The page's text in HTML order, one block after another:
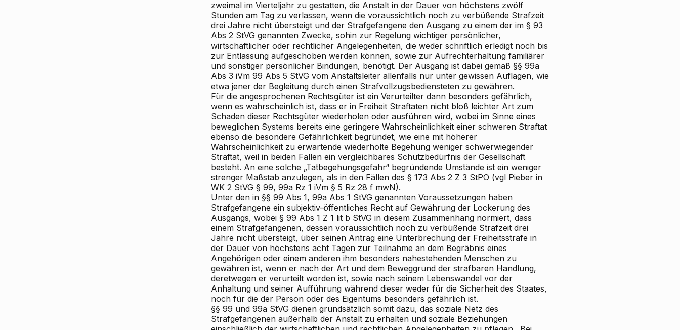
zweimal im Vierteljahr zu gestatten, die Anstalt in der Dauer von höchstens zwölf
Stunden am Tag zu verlassen, wenn die voraussichtlich noch zu verbüßende Strafzeit
drei Jahre nicht übersteigt und der Strafgefangene den Ausgang zu einem der im § 93
Abs 2 StVG genannten Zwecke, sohin zur Regelung wichtiger persönlicher,
wirtschaftlicher oder rechtlicher Angelegenheiten, die weder schriftlich erledigt noch bis
zur Entlassung aufgeschoben werden können, sowie zur Aufrechterhaltung familiärer
und sonstiger persönlicher Bindungen, benötigt. Der Ausgang ist dabei gemäß §§ 99a
Abs 3 iVm 99 Abs 5 StVG vom Anstaltsleiter allenfalls nur unter gewissen Auflagen, wie
etwa jener der Begleitung durch einen Strafvollzugsbediensteten zu gewähren.
Für die angesprochenen Rechtsgüter ist ein Verurteilter dann besonders gefährlich,
wenn es wahrscheinlich ist, dass er in Freiheit Straftaten nicht bloß leichter Art zum
Schaden dieser Rechtsgüter wiederholen oder ausführen wird, wobei im Sinne eines
beweglichen Systems bereits eine geringere Wahrscheinlichkeit einer schweren Straftat
ebenso die besondere Gefährlichkeit begründet, wie eine mit höherer
Wahrscheinlichkeit zu erwartende wiederholte Begehung weniger schwerwiegender
Straftat, weil in beiden Fällen ein vergleichbares Schutzbedürfnis der Gesellschaft
besteht. An eine solche „Tatbegehungsgefahr“ begründende Umstände ist ein weniger
strenger Maßstab anzulegen, als in den Fällen des § 173 Abs 2 Z 3 StPO (vgl Pieber in
WK 2 StVG § 99, 99a Rz 1 iVm § 5 Rz 28 f mwN).
Unter den in §§ 99 Abs 1, 99a Abs 1 StVG genannten Voraussetzungen haben
Strafgefangene ein subjektiv-öffentliches Recht auf Gewährung der Lockerung des
Ausgangs, wobei § 99 Abs 1 Z 1 lit b StVG in diesem Zusammenhang normiert, dass
einem Strafgefangenen, dessen voraussichtlich noch zu verbüßende Strafzeit drei
Jahre nicht übersteigt, über seinen Antrag eine Unterbrechung der Freiheitsstrafe in
der Dauer von höchstens acht Tagen zur Teilnahme an dem Begräbnis eines
Angehörigen oder einem anderen ihm besonders nahestehenden Menschen zu
gewähren ist, wenn er nach der Art und dem Beweggrund der strafbaren Handlung,
deretwegen er verurteilt worden ist, sowie nach seinem Lebenswandel vor der
Anhaltung und seiner Aufführung während dieser weder für die Sicherheit des Staates,
noch für die der Person oder des Eigentums besonders gefährlich ist.
§§ 99 und 99a StVG dienen grundsätzlich somit dazu, das soziale Netz des
Strafgefangenen außerhalb der Anstalt zu erhalten und soziale Beziehungen